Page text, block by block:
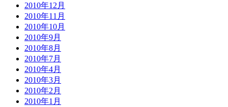
2010年12月
2010年11月
2010年10月
2010年9月
2010年8月
2010年7月
2010年4月
2010年3月
2010年2月
2010年1月